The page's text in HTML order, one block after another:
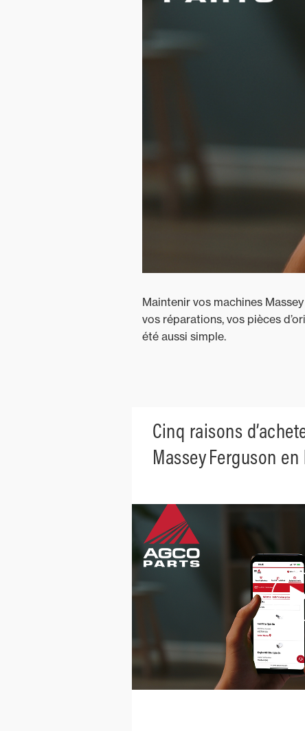
Maintenir vos machines
vos réparations, vos pièces
été aussi simple.
Cinq raisons
Massey Ferguson